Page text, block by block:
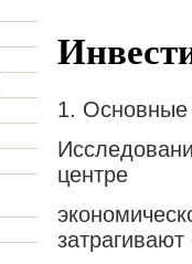
1. Основные
центре